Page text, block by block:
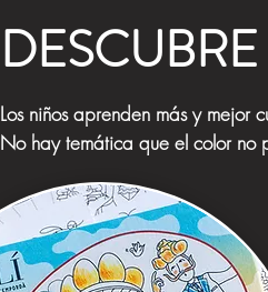
Los niños aprenden más y mejor
No hay temática que el color